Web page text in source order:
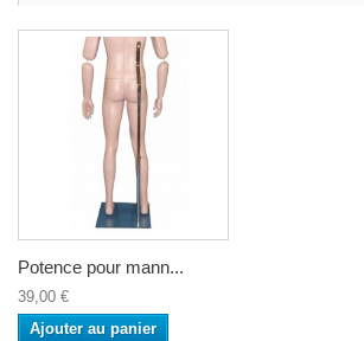
Potence pour mann...
39,00 €
Ajouter au panier